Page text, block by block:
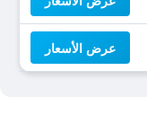
عرض الأسعار